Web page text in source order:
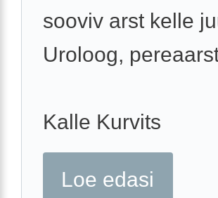
sooviv arst kelle
Uroloog,
Kalle Kurvits
Loe edasi